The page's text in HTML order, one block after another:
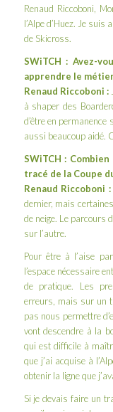
Renaud Riccoboni,
l’Alpe d’Huez. Je
de Skicross.
SWiTCH : Avez-
apprendre le
Renaud Riccoboni :
à shaper des
d’être en
aussi beaucoup aidé.
SWiTCH :
tracé de la Coupe
Renaud Riccoboni :
dernier, mais
de neige. Le parcours
sur l’autre.
Pour être à l’aise
l’espace nécessaire
de pratique. Les
erreurs, mais sur un
pas nous permettre
vont descendre à la
qui est difficile à
que j’ai acquise à
obtenir la ligne que
Si je devais faire un